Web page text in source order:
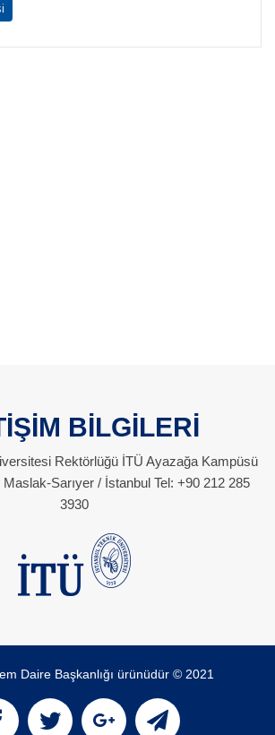
BİLGİLERİ
Rektörlüğü İTÜ Ayazağa Kampüsü
Sarıyer / İstanbul Tel: +90 212 285
3930
Daire Başkanlığı ürünüdür © 2021